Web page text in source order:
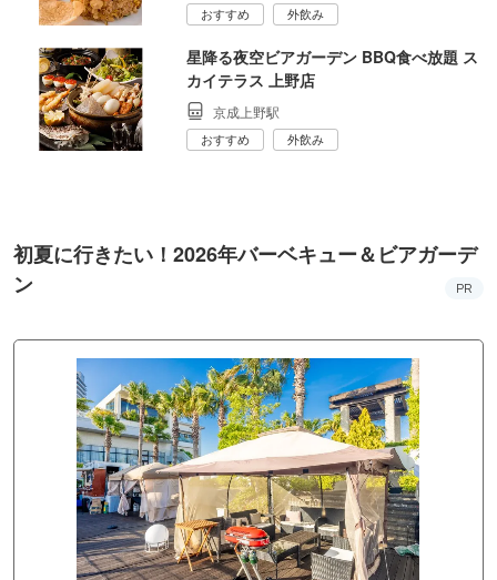
おすすめ 外飲み
星降る夜空ビアガーデン BBQ食べ放題 ス
カイテラス 上野店
京成上野駅
おすすめ 外飲み
初夏に行きたい！2026年バーベキュー＆ビアガーデ
ン
PR